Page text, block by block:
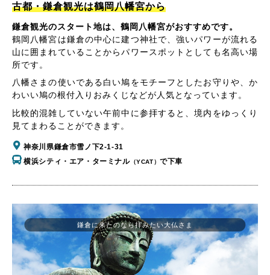
古都・鎌倉観光は鶴岡八幡宮から
鎌倉観光のスタート地は、鶴岡八幡宮がおすすめです。
鶴岡八幡宮は鎌倉の中心に建つ神社で、強いパワーが流れる
山に囲まれていることからパワースポットとしても名高い場
所です。
八幡さまの使いである白い鳩をモチーフとしたお守りや、か
わいい鳩の根付入りおみくじなどが人気となっています。
比較的混雑していない午前中に参拝すると、境内をゆっくり
見てまわることができます。
神奈川県鎌倉市雪ノ下2-1-31
横浜シティ・エア・ターミナル（YCAT）で下車
鎌倉に来たのなら拝みたい大仏さま